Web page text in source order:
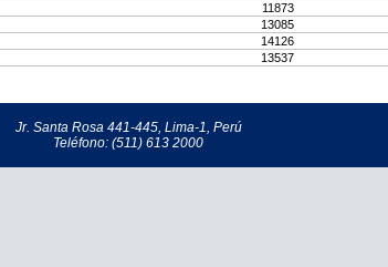
11873
13085
14126
13537
Jr. Santa Rosa 441-445, Lima-1, Perú
Teléfono: (511) 613 2000